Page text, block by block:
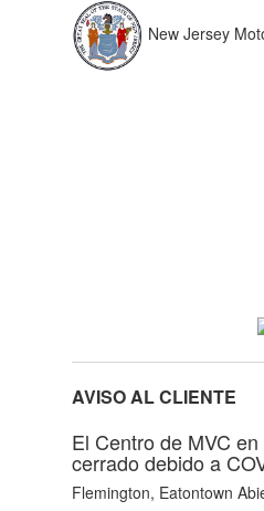
New Jersey
AVISO AL CLIENTE
El Centro de MVC
cerrado debido a
Flemington, Eatontown